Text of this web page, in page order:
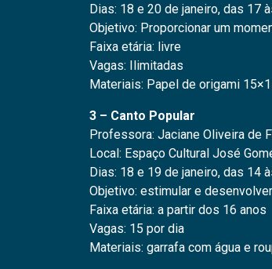
Dias: 18 e 20 de janeiro, das 17
Objetivo: Proporcionar um
Faixa etária: livre
Vagas: Ilimitadas
Materiais: Papel de origami
3 – Canto Popular
Professora: Jaciane Oliveira de
Local: Espaço Cultural José
Dias: 18 e 19 de janeiro, das 14
Objetivo: estimular e
Faixa etária: a partir dos 16 anos
Vagas: 15 por dia
Materiais: garrafa com água e